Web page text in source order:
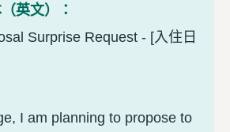
英文）：
Surprise Request - [入住日
I am planning to propose to